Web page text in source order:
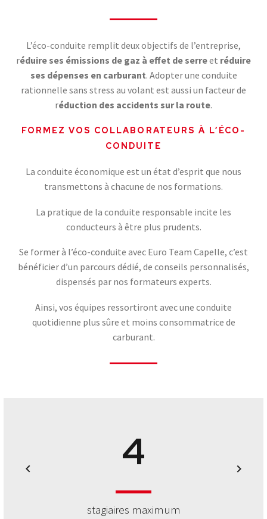
L’éco-conduite remplit deux objectifs de l’entreprise,
réduire ses émissions de gaz à effet de serreet réduire
ses dépenses en carburant. Adopter une conduite
rationnelle sans stress au volant est aussi un facteur de
réduction des accidents sur la route.
FORMEZ VOS COLLABORATEURS À L’ÉCO-
CONDUITE
La conduite économique est un état d’esprit que nous
transmettons à chacune de nos formations.
La pratique de la conduite responsable incite les
conducteurs à être plus prudents.
Se former à l’éco-conduite avec Euro Team Capelle, c’est
bénéficier d’un parcours dédié, de conseils personnalisés,
dispensés par nos formateurs experts.
Ainsi, vos équipes ressortiront avec une conduite
quotidienne plus sûre et moins consommatrice de
carburant.
0
1
2
4
stagiaires maximum